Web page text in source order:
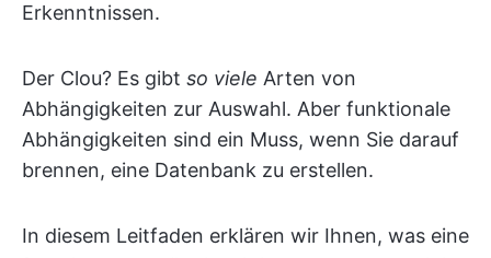
Erkenntnissen.
Der Clou? Es gibt so viele Arten von
Abhängigkeiten zur Auswahl. Aber funktionale
Abhängigkeiten sind ein Muss, wenn Sie darauf
brennen, eine Datenbank zu erstellen.
In diesem Leitfaden erklären wir Ihnen, was eine